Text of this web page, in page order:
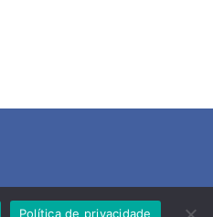
Política de privacidade